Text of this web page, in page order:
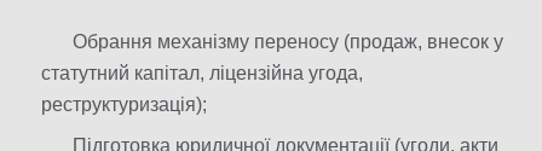
Обрання механізму переносу (продаж, внесок у
статутний капітал, ліцензійна угода,
реструктуризація);
Підготовка юридичної документації (угоди, акти